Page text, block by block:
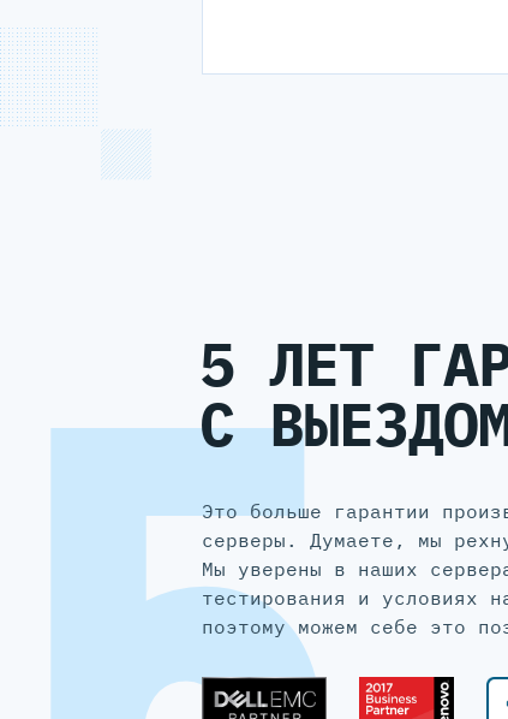
5 ЛЕТ
С
Это больше гарантии
серверы. Думаете, мы
Мы уверены в наших
тестирования и условиях
поэтому можем себе это